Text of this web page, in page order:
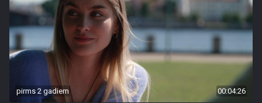
pirms 2 gadiem 00:04:26